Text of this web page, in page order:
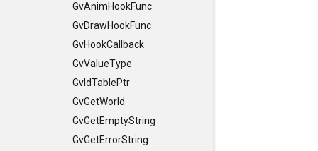
GvAnimHookFunc
GvDrawHookFunc
GvHookCallback
GvValueType
GvIdTablePtr
GvGetWorld
GvGetEmptyString
GvGetErrorString